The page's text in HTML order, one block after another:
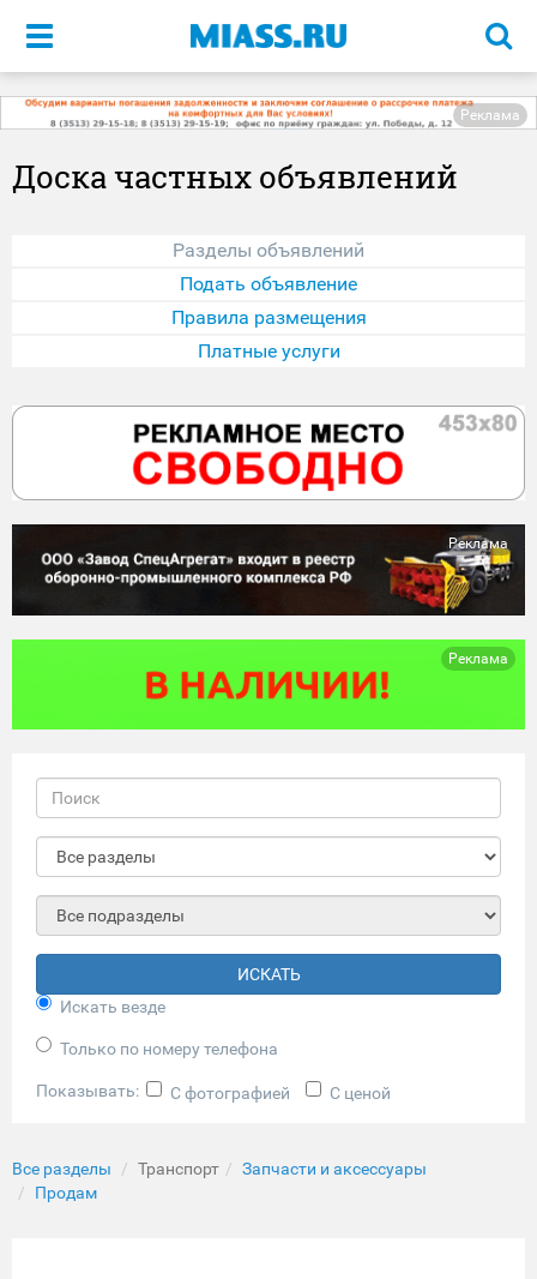
Меню
Реклама
Доска частных объявлений
Разделы объявлений
Подать объявление
Правила размещения
Платные услуги
Реклама
Реклама
ИСКАТЬ
Искать везде
Только по номеру телефона
Показывать: С фотографией С ценой
Все разделы Транспорт
Запчасти и аксессуары
Продам